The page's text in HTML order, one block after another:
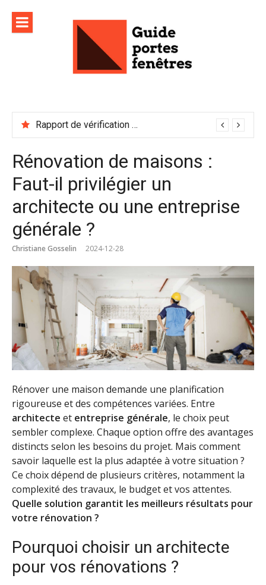
contenu
Rapport de vérification sécurité : à conserver précieusement
Rénovation de maisons :
Faut-il privilégier un
architecte ou une entreprise
générale ?
Christiane Gosselin 2024-12-28
Rénover une maison demande une planification
rigoureuse et des compétences variées. Entre
architecte et entreprise générale, le choix peut
sembler complexe. Chaque option offre des avantages
distincts selon les besoins du projet. Mais comment
savoir laquelle est la plus adaptée à votre situation ?
Ce choix dépend de plusieurs critères, notamment la
complexité des travaux, le budget et vos attentes.
Quelle solution garantit les meilleurs résultats pour
votre rénovation ?
Pourquoi choisir un architecte
pour vos rénovations ?